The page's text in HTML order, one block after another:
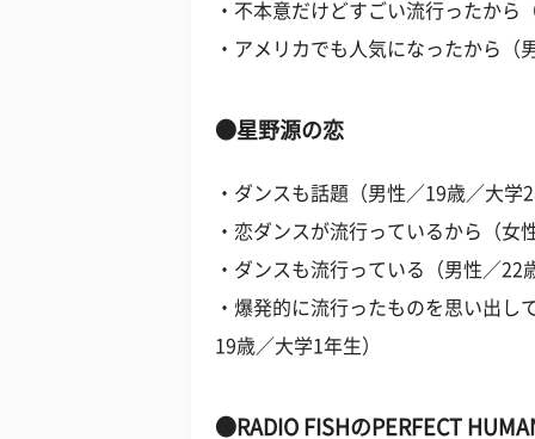
・不本意だけどすごい流行ったから
・アメリカでも人気になったから（
●星野源の恋
・ダンスも話題（男性／19歳／大学
・恋ダンスが流行っているから（女
・ダンスも流行っている（男性／22
・爆発的に流行ったものを思い出
19歳／大学1年生）
●RADIO FISHのPERFECT